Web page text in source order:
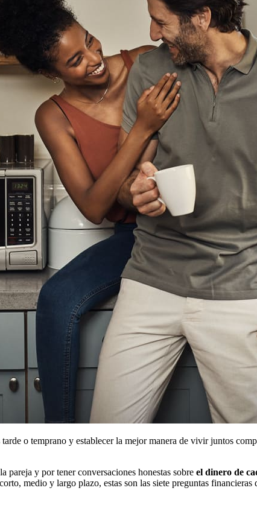
o temprano y establecer la mejor manera de vivir juntos
pareja y por tener conversaciones honestas sobre el dinero de
medio y largo plazo, estas son las siete preguntas